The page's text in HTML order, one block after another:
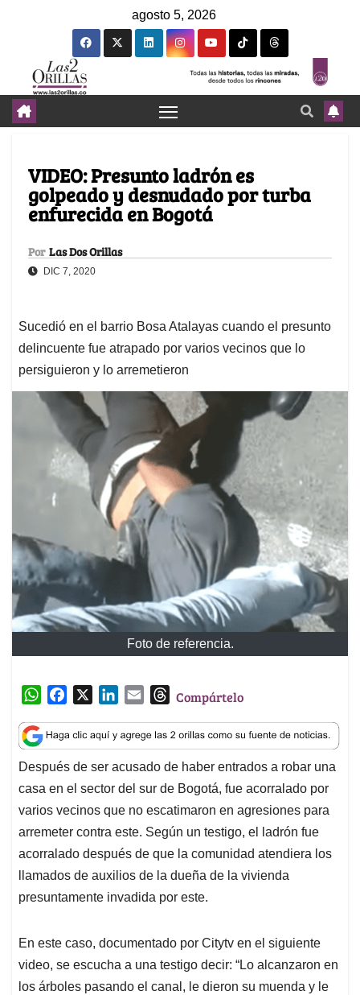
agosto 5, 2026
VIDEO: Presunto ladrón es
golpeado y desnudado por turba
enfurecida en Bogotá
Por Las Dos Orillas
DIC 7, 2020
Sucedió en el barrio Bosa Atalayas cuando el presunto
delincuente fue atrapado por varios vecinos que lo
persiguieron y lo arremetieron
Foto de referencia.
W
a
t
s
A
p
p
c
e
b
o
o
k
n
k
e
d
I
n
a
i
l
T
r
e
a
d
s
Compártelo
Después de ser acusado de haber entrados a robar una
casa en el sector del sur de Bogotá, fue acorralado por
varios vecinos que no escatimaron en agresiones para
arremeter contra este. Según un testigo, el ladrón fue
acorralado después de que la comunidad atendiera los
llamados de auxilios de la dueña de la vivienda
presuntamente invadida por este.
En este caso, documentado por Citytv en el siguiente
video, se escucha a una testigo decir: “Lo alcanzaron en
los árboles pasando el canal, le dieron su muenda y le